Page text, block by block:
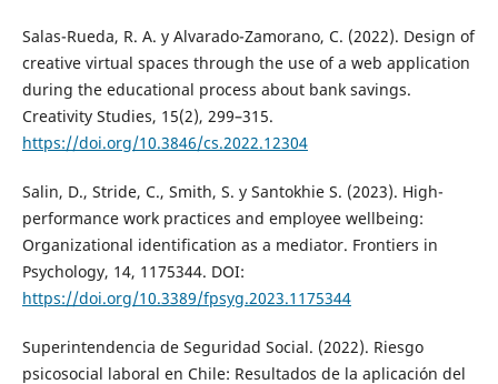
Salas-Rueda, R. A. y Alvarado-Zamorano, C. (2022). Design of
creative virtual spaces through the use of a web application
during the educational process about bank savings.
Creativity Studies, 15(2), 299–315.
https://doi.org/10.3846/cs.2022.12304
Salin, D., Stride, C., Smith, S. y Santokhie S. (2023). High-
performance work practices and employee wellbeing:
Organizational identification as a mediator. Frontiers in
Psychology, 14, 1175344. DOI:
https://doi.org/10.3389/fpsyg.2023.1175344
Superintendencia de Seguridad Social. (2022). Riesgo
psicosocial laboral en Chile: Resultados de la aplicación del